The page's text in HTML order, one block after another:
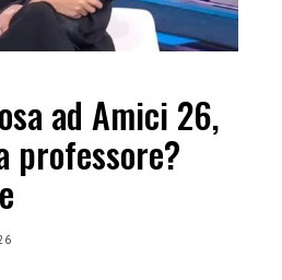
ad Amici 26,
professore?